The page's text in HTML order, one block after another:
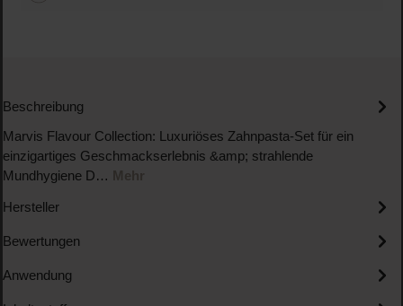
Beschreibung
Marvis Flavour Collection: Luxuriöses Zahnpasta-Set für ein
einzigartiges Geschmackserlebnis &amp; strahlende
Mundhygiene D… Mehr
Hersteller
Bewertungen
Anwendung